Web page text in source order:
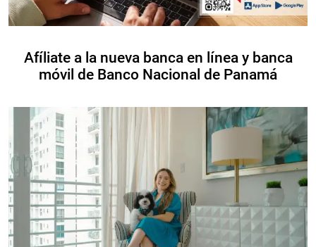
Afíliate a la nueva banca en línea y banca
móvil de Banco Nacional de Panamá